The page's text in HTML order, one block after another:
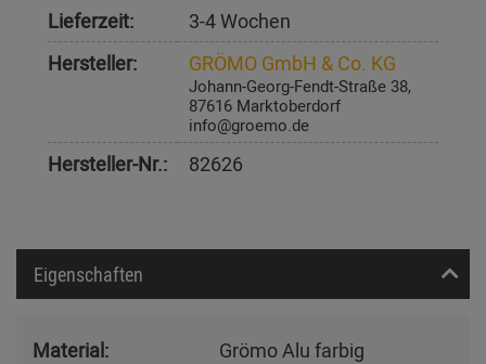
Lieferzeit:
3-4 Wochen
Hersteller:
GRÖMO GmbH & Co. KG
Johann-Georg-Fendt-Straße 38,
87616 Marktoberdorf
info@groemo.de
Hersteller-Nr.: 82626
Eigenschaften
Material:
Grömo Alu farbig